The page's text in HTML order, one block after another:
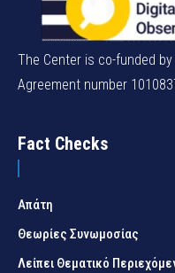
The Center is co-funded
Agreement number
Fact Checks
Απάτη
Θεωρίες Συνωμοσίας
Λείπει Θεματικό